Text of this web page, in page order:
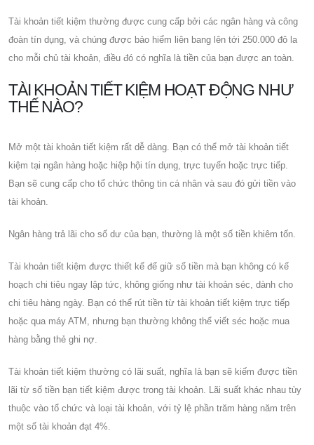
Tài khoản tiết kiệm thường được cung cấp bởi các ngân hàng và công
đoàn tín dụng, và chúng được bảo hiểm liên bang lên tới 250.000 đô la
cho mỗi chủ tài khoản, điều đó có nghĩa là tiền của bạn được an toàn.
TÀI KHOẢN TIẾT KIỆM HOẠT ĐỘNG NHƯ
THẾ NÀO?
Mở một tài khoản tiết kiệm rất dễ dàng. Bạn có thể mở tài khoản tiết
kiệm tại ngân hàng hoặc hiệp hội tín dụng, trực tuyến hoặc trực tiếp.
Bạn sẽ cung cấp cho tổ chức thông tin cá nhân và sau đó gửi tiền vào
tài khoản.
Ngân hàng trả lãi cho số dư của bạn, thường là một số tiền khiêm tốn.
Tài khoản tiết kiệm được thiết kế để giữ số tiền mà bạn không có kế
hoạch chi tiêu ngay lập tức, không giống như tài khoản séc, dành cho
chi tiêu hàng ngày. Bạn có thể rút tiền từ tài khoản tiết kiệm trực tiếp
hoặc qua máy ATM, nhưng bạn thường không thể viết séc hoặc mua
hàng bằng thẻ ghi nợ.
Tài khoản tiết kiệm thường có lãi suất, nghĩa là bạn sẽ kiếm được tiền
lãi từ số tiền bạn tiết kiệm được trong tài khoản. Lãi suất khác nhau tùy
thuộc vào tổ chức và loại tài khoản, với tỷ lệ phần trăm hàng năm trên
một số tài khoản đạt 4%.